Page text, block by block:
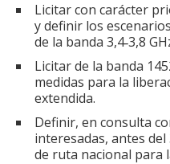
Licitar con carácter
y definir los
de la banda 3,4‐3,8
Licitar de la banda
medidas para la
extendida.
Definir, en consulta
interesadas, antes
de ruta nacional para